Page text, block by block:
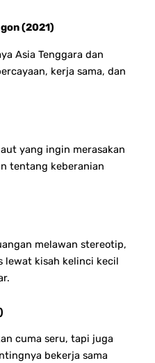
(2021)
Asia Tenggara dan
kerja sama, dan
yang ingin merasakan
tentang keberanian
melawan stereotip,
lewat kisah kelinci kecil
cuma seru, tapi juga
bekerja sama